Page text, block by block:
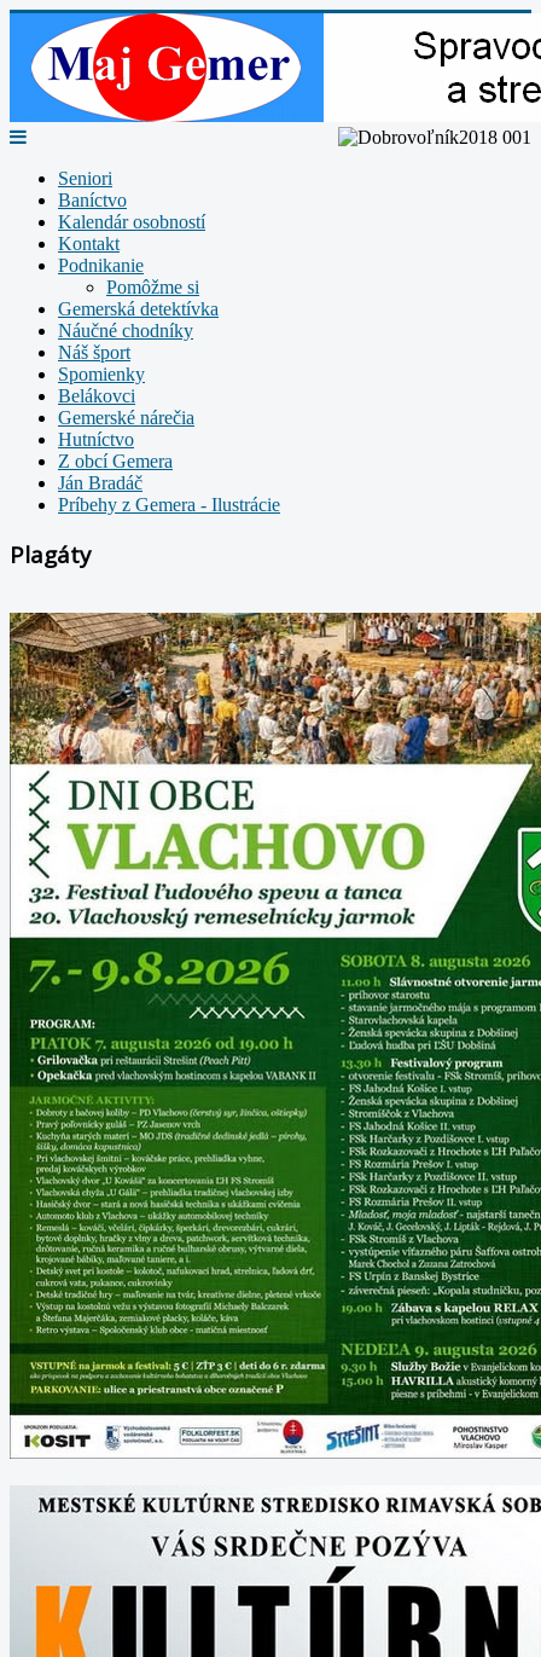
Seniori
Baníctvo
Kalendár osobností
Kontakt
Podnikanie
Pomôžme si
Gemerská detektívka
Náučné chodníky
Náš šport
Spomienky
Belákovci
Gemerské nárečia
Hutníctvo
Z obcí Gemera
Ján Bradáč
Príbehy z Gemera - Ilustrácie
Plagáty